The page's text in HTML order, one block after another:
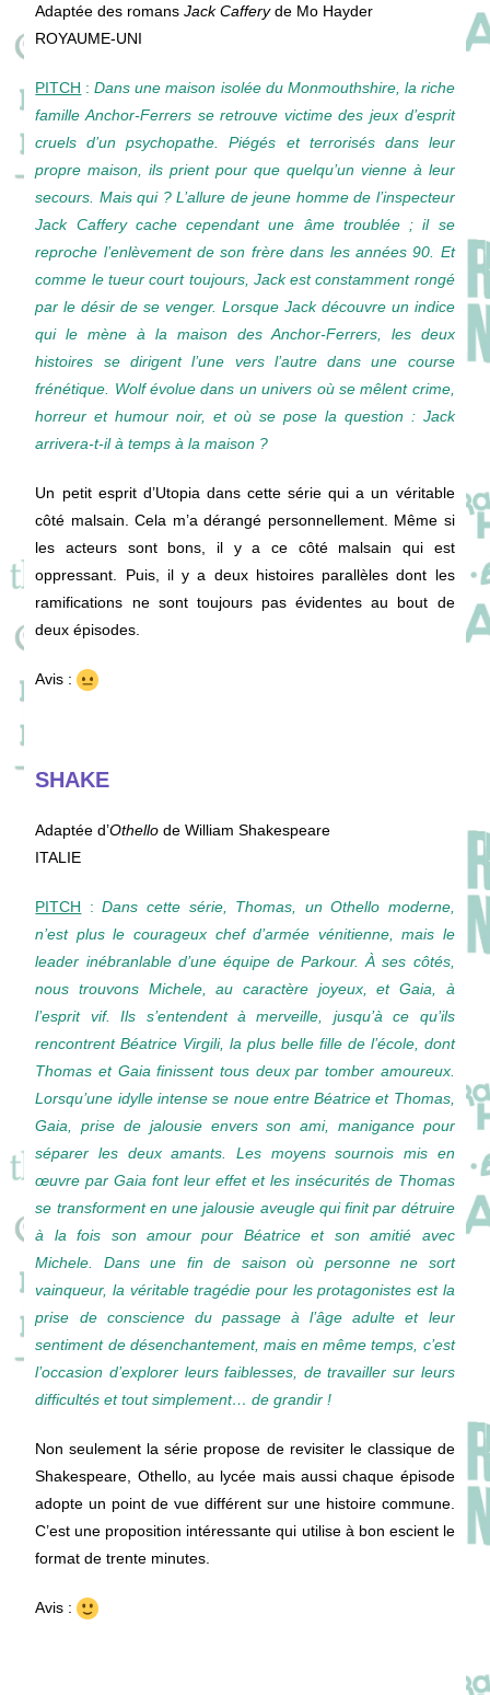
Adaptée des romansJack Cafferyde Mo Hayder
ROYAUME-UNI
PITCH :Dans une maison isolée du Monmouthshire, la riche
famille Anchor-Ferrers se retrouve victime des jeux d’esprit
cruels d’un psychopathe. Piégés et terrorisés dans leur
propre maison, ils prient pour que quelqu’un vienne à leur
secours. Mais qui ? L’allure de jeune homme de l’inspecteur
Jack Caffery cache cependant une âme troublée ; il se
reproche l’enlèvement de son frère dans les années 90. Et
comme le tueur court toujours, Jack est constamment rongé
par le désir de se venger. Lorsque Jack découvre un indice
qui le mène à la maison des Anchor-Ferrers, les deux
histoires se dirigent l’une vers l’autre dans une course
frénétique. Wolf évolue dans un univers où se mêlent crime,
horreur et humour noir, et où se pose la question : Jack
arrivera-t-il à temps à la maison ?
Un petit esprit d’Utopia dans cette série qui a un véritable
côté malsain. Cela m’a dérangé personnellement. Même si
les acteurs sont bons, il y a ce côté malsain qui est
oppressant. Puis, il y a deux histoires parallèles dont les
ramifications ne sont toujours pas évidentes au bout de
deux épisodes.
Avis :
SHAKE
Adaptée d’Othello de William Shakespeare
ITALIE
PITCH :Dans cette série, Thomas, un Othello moderne,
n’est plus le courageux chef d’armée vénitienne, mais le
leader inébranlable d’une équipe de Parkour. À ses côtés,
nous trouvons Michele, au caractère joyeux, et Gaia, à
l’esprit vif. Ils s’entendent à merveille, jusqu’à ce qu’ils
rencontrent Béatrice Virgili, la plus belle fille de l’école, dont
Thomas et Gaia finissent tous deux par tomber amoureux.
Lorsqu’une idylle intense se noue entre Béatrice et Thomas,
Gaia, prise de jalousie envers son ami, manigance pour
séparer les deux amants. Les moyens sournois mis en
œuvre par Gaia font leur effet et les insécurités de Thomas
se transforment en une jalousie aveugle qui finit par détruire
à la fois son amour pour Béatrice et son amitié avec
Michele. Dans une fin de saison où personne ne sort
vainqueur, la véritable tragédie pour les protagonistes est la
prise de conscience du passage à l’âge adulte et leur
sentiment de désenchantement, mais en même temps, c’est
l’occasion d’explorer leurs faiblesses, de travailler sur leurs
difficultés et tout simplement… de grandir !
Non seulement la série propose de revisiter le classique de
Shakespeare, Othello, au lycée mais aussi chaque épisode
adopte un point de vue différent sur une histoire commune.
C’est une proposition intéressante qui utilise à bon escient le
format de trente minutes.
Avis :